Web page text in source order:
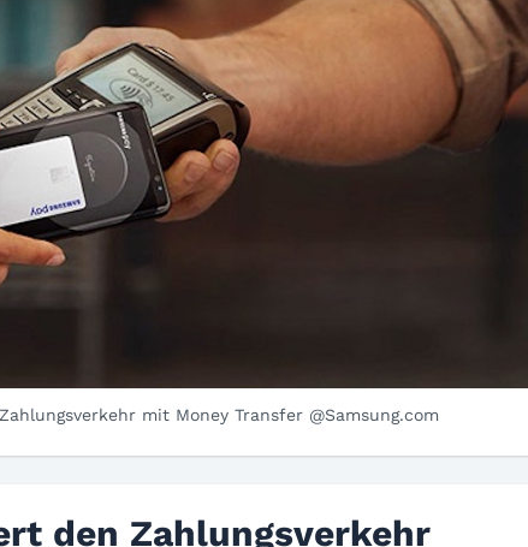
mit Money Transfer @Samsung.com
den Zahlungsverkehr